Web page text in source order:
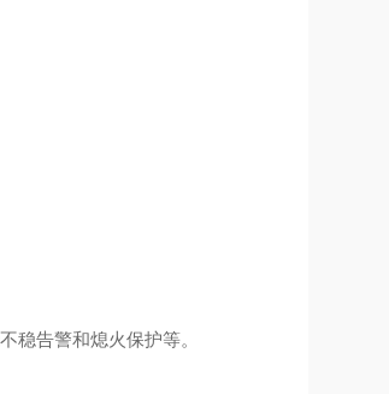
稳告警和熄火保护等。